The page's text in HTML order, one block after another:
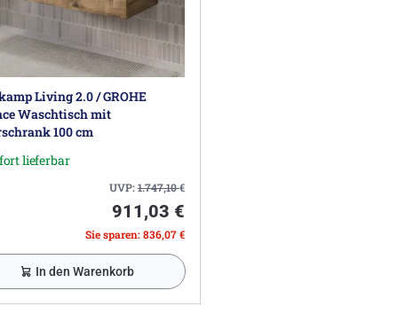
Living 2.0 / GROHE
Waschtisch mit
100 cm
lieferbar
UVP:1.747,10€
911,03 €
Sie sparen: 836,07 €
In den Warenkorb